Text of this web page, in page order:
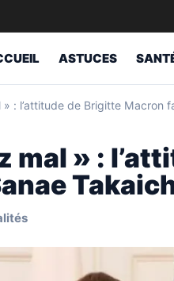
ASTUCES
» : l’attitude de Brigitte Macron
mal » :